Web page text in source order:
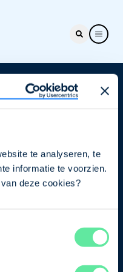
te analyseren, te
informatie te voorzien.
deze cookies?